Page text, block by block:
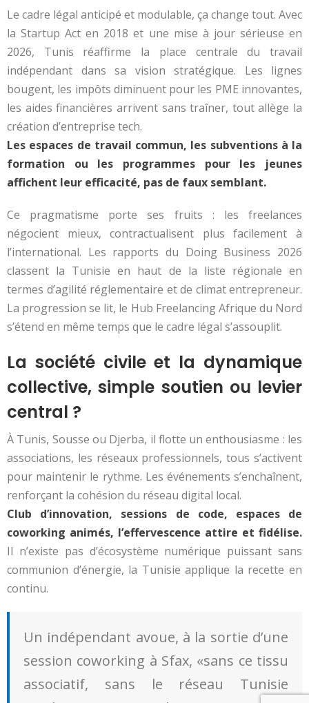
Le cadre légal anticipé et modulable, ça change tout. Avec
la Startup Act en 2018 et une mise à jour sérieuse en
2026, Tunis réaffirme la place centrale du travail
indépendant dans sa vision stratégique. Les lignes
bougent, les impôts diminuent pour les PME innovantes,
les aides financières arrivent sans traîner, tout allège la
création d’entreprise tech.
Les espaces de travail commun, les subventions à la
formation ou les programmes pour les jeunes
affichent leur efficacité, pas de faux semblant.
Ce pragmatisme porte ses fruits : les freelances
négocient mieux, contractualisent plus facilement à
l’international. Les rapports du Doing Business 2026
classent la Tunisie en haut de la liste régionale en
termes d’agilité réglementaire et de climat entrepreneur.
La progression se lit, le Hub Freelancing Afrique du Nord
s’étend en même temps que le cadre légal s’assouplit.
La société civile et la dynamique
collective, simple soutien ou levier
central ?
À Tunis, Sousse ou Djerba, il flotte un enthousiasme : les
associations, les réseaux professionnels, tous s’activent
pour maintenir le rythme. Les événements s’enchaînent,
renforçant la cohésion du réseau digital local.
Club d’innovation, sessions de code, espaces de
coworking animés, l’effervescence attire et fidélise.
Il n’existe pas d’écosystème numérique puissant sans
communion d’énergie, la Tunisie applique la recette en
continu.
Un indépendant avoue, à la sortie d’une
session coworking à Sfax, «sans ce tissu
associatif, sans le réseau Tunisie